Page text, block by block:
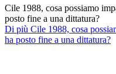
Cile 1988, cosa possiamo
posto fine a una dittatura?
Di più Cile 1988, cosa
ha posto fine a una dittatura?